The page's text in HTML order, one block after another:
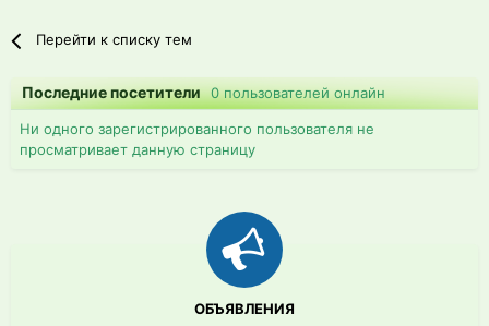
Перейти к списку тем
Последние посетители0 пользователей онлайн
Ни одного зарегистрированного пользователя не
просматривает данную страницу
ОБЪЯВЛЕНИЯ